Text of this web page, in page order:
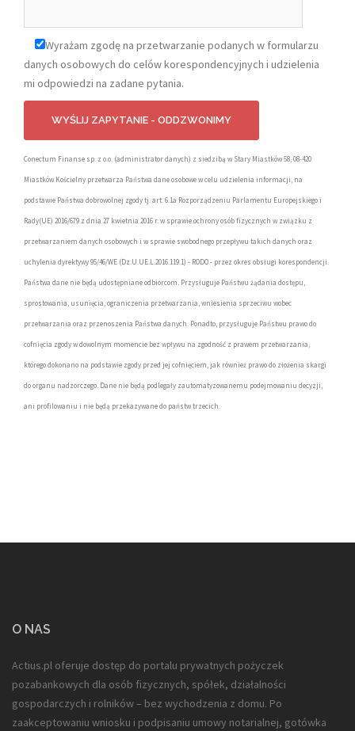
Wyrażam zgodę na przetwarzanie podanych w formularzu
danych osobowych do celów korespondencyjnych i udzielenia
mi odpowiedzi na zadane pytania.
Conectum Finanse sp. z o.o. (administrator danych) z siedzibą w Stary Miastków 58, 08-420
Miastków Kościelny przetwarza Państwa dane osobowe w celu udzielenia informacji, na
podstawie Państwa dobrowolnej zgody tj. art. 6.1a Rozporządzeniu Parlamentu Europejskiego i
Rady(UE) 2016/679 z dnia 27 kwietnia 2016 r. w sprawie ochrony osób fizycznych w związku z
przetwarzaniem danych osobowych i w sprawie swobodnego przepływu takich danych oraz
uchylenia dyrektywy 95/46/WE (Dz.U.UE.L.2016.119.1) - RODO - przez okres obsługi korespondencji.
Państwa dane nie będą udostępniane odbiorcom. Przysługuje Państwu żądania dostępu,
sprostowania, usunięcia, ograniczenia przetwarzania, wniesienia sprzeciwu wobec
przetwarzania oraz przenoszenia Państwa danych. Ponadto, przysługuje Państwu prawo do
cofnięcia zgody w dowolnym momencie bez wpływu na zgodność z prawem przetwarzania,
którego dokonano na podstawie zgody przed jej cofnięciem, jak również prawo do złożenia skargi
do organu nadzorczego. Dane nie będą podlegały zautomatyzowanemu podejmowaniu decyzji,
ani profilowaniu i nie będą przekazywane do państw trzecich.
O NAS
Actius.pl oferuje dostęp do portalu prywatnych pożyczek
pozabankowych dla osób fizycznych, spółek, działalności
gospodarczych i rolników– bez wychodzenia z domu. Po
zaakceptowaniu wniosku i podpisaniu umowy notarialnej, gotówka